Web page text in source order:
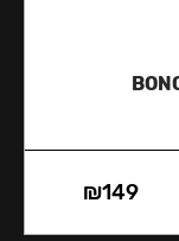
₪149